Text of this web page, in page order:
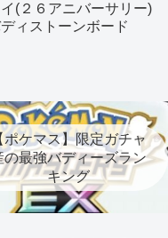
イ(２６アニバーサリー)
ィストーンボード
ポケマス】限定ガチャ
の最強バディーズラン
キング